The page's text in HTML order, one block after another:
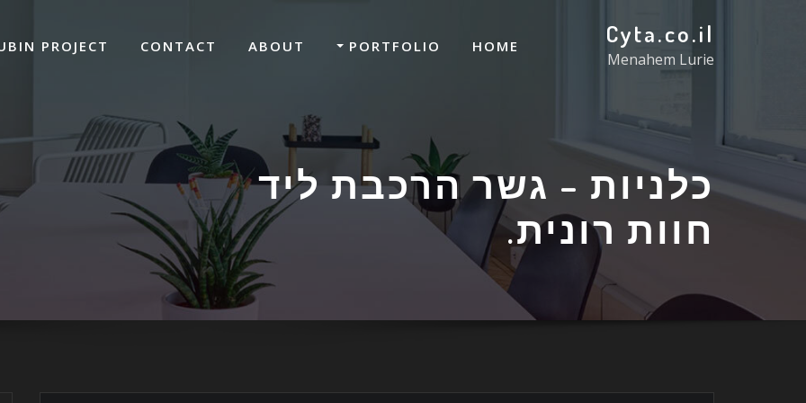
Cyta.co.il
Menahem Lurie
HOME
PORTFOLIO
ABOUT
CONTACT
PROJECT
כלניות – גשר הרכבת ליד
חוות רונית.